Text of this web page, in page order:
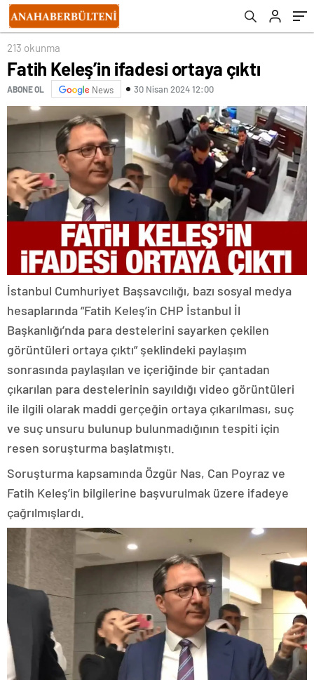
213 okunma
Fatih Keleş’in ifadesi ortaya çıktı
ABONE OL News 30 Nisan 2024 12:00
İstanbul Cumhuriyet Başsavcılığı, bazı sosyal medya
hesaplarında “Fatih Keleş’in CHP İstanbul İl
Başkanlığı’nda para destelerini sayarken çekilen
görüntüleri ortaya çıktı” şeklindeki paylaşım
sonrasında paylaşılan ve içeriğinde bir çantadan
çıkarılan para destelerinin sayıldığı video görüntüleri
ile ilgili olarak maddi gerçeğin ortaya çıkarılması, suç
ve suç unsuru bulunup bulunmadığının tespiti için
resen soruşturma başlatmıştı.
Soruşturma kapsamında Özgür Nas, Can Poyraz ve
Fatih Keleş’in bilgilerine başvurulmak üzere ifadeye
çağrılmışlardı.